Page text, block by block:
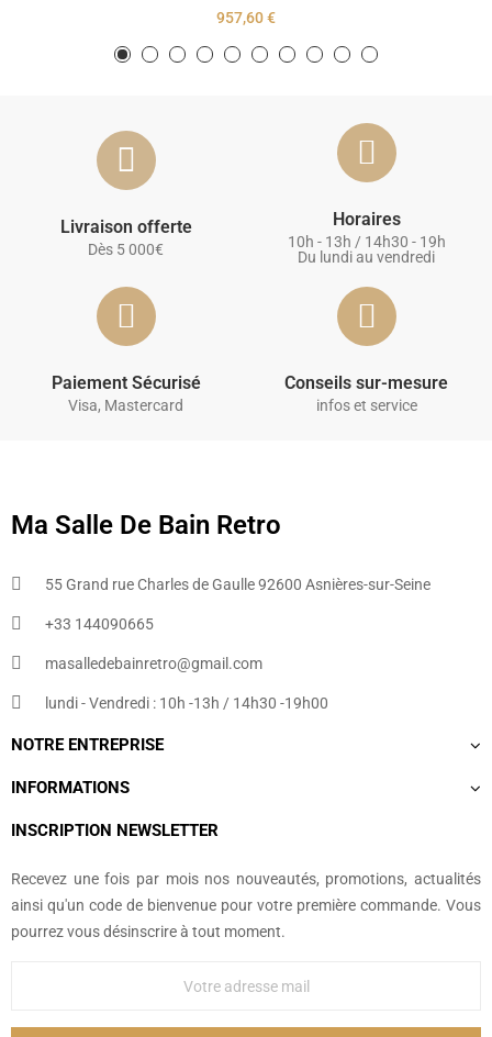
957,60 €
Livraison offerte
Dès 5 000€
Horaires
10h - 13h / 14h30 - 19h
Du lundi au vendredi
Paiement Sécurisé
Visa, Mastercard
Conseils sur-mesure
infos et service
Ma Salle De Bain Retro
55 Grand rue Charles de Gaulle 92600 Asnières-sur-Seine
+33 144090665​
masalledebainretro@gmail.com
lundi - Vendredi : 10h -13h / 14h30 -19h00
NOTRE ENTREPRISE
INFORMATIONS
INSCRIPTION NEWSLETTER
Recevez une fois par mois nos nouveautés, promotions, actualités
ainsi qu'un code de bienvenue pour votre première commande. Vous
pourrez vous désinscrire à tout moment.